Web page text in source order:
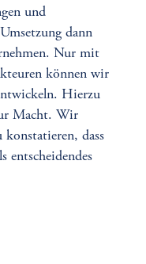
und
dann
Nur mit
können wir
Hierzu
Macht. Wir
konstatieren, dass
entscheidendes